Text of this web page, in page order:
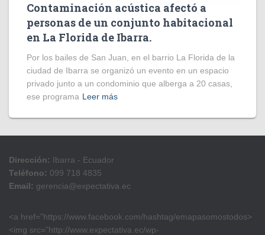
Contaminación acústica afectó a
personas de un conjunto habitacional
en La Florida de Ibarra.
Por los bailes de San Juan, en el barrio La Florida de la
ciudad de Ibarra se organizó un evento en un espacio
privado junto a un condominio que alberga a 20 casas,
ese programa Leer más
Dirección: Ibarra - Ecuador
Teléfono: 099 718 4835
Email: gerencia@expectativa.ec
<a href=”https://www.facebook.com/hashtag/emapasomostodos>
<img src=”http://www.expectativa.ec/wp-